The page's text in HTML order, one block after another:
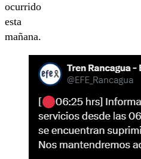
ocurrido
esta
mañana.